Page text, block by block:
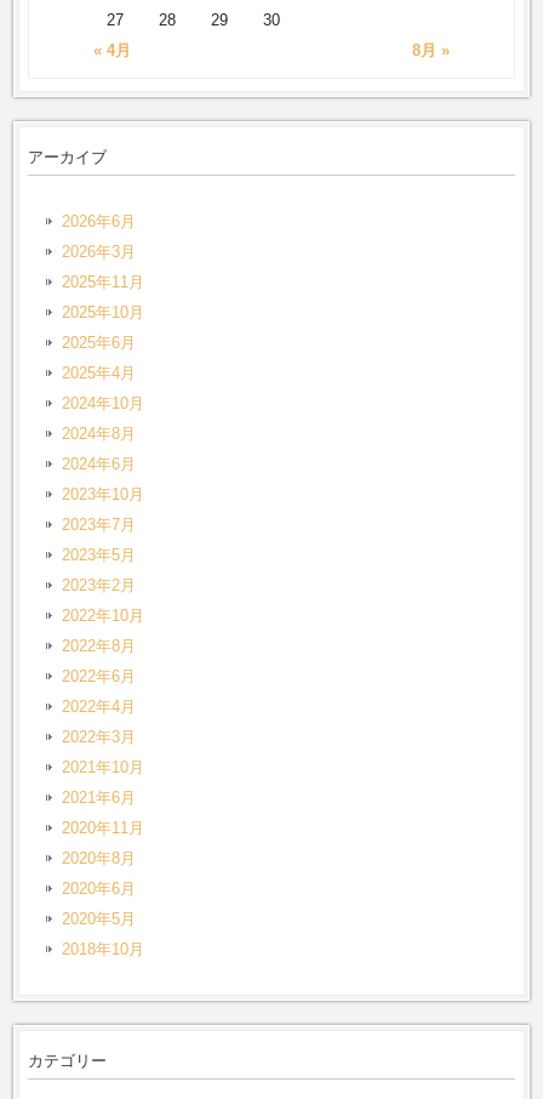
« 4月 8月 »
27
28 29 30
アーカイブ
2026年6月
2026年3月
2025年11月
2025年10月
2025年6月
2025年4月
2024年10月
2024年8月
2024年6月
2023年10月
2023年7月
2023年5月
2023年2月
2022年10月
2022年8月
2022年6月
2022年4月
2022年3月
2021年10月
2021年6月
2020年11月
2020年8月
2020年6月
2020年5月
2018年10月
カテゴリー